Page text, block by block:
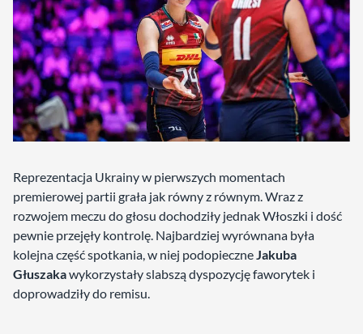
Reprezentacja Ukrainy w pierwszych momentach
premierowej partii grała jak równy z równym. Wraz z
rozwojem meczu do głosu dochodziły jednak Włoszki i dość
pewnie przejęły kontrolę. Najbardziej wyrównana była
kolejna część spotkania, w niej podopieczneJakuba
Głuszakawykorzystały slabszą dyspozycję faworytek i
doprowadziły do remisu.